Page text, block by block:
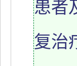
患者
复治